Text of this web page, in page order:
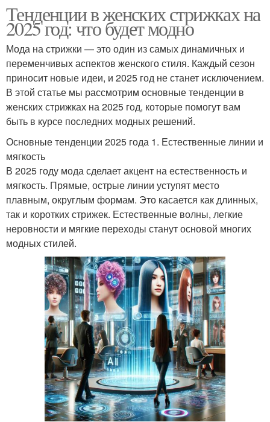
Тенденции в женских стрижках на
2025 год: что будет модно
Мода на стрижки — это один из самых динамичных и
переменчивых аспектов женского стиля. Каждый сезон
приносит новые идеи, и 2025 год не станет исключением.
В этой статье мы рассмотрим основные тенденции в
женских стрижках на 2025 год, которые помогут вам
быть в курсе последних модных решений.
Основные тенденции 2025 года 1. Естественные линии и
мягкость
В 2025 году мода сделает акцент на естественность и
мягкость. Прямые, острые линии уступят место
плавным, округлым формам. Это касается как длинных,
так и коротких стрижек. Естественные волны, легкие
неровности и мягкие переходы станут основой многих
модных стилей.